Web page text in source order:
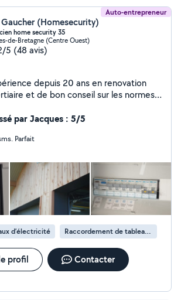
Auto-entrepreneur
Gaucher (Homesecurity)
home security 35
de-Bretagne (Centre Ouest)
5 (48 avis)
depuis 20 ans en renovation
et de bon conseil sur les normes
sont payantes et fixes.(garantie
dans les systemes de sureté et
incendie informatique cablage
vidéosurveillance home caméra
une maison protégée cest une
maison non visitée https://youtu.be/F5kYss9Fv04
par Jacques : 5/5
Parfait
d’électricité Raccordement de tableau électrique
profil Contacter